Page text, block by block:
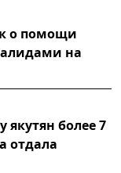
о помощи
на
более 7
отдала